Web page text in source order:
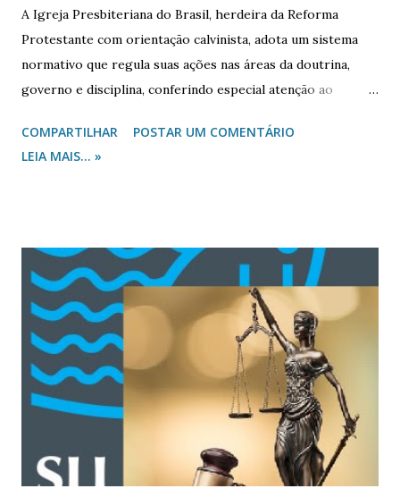
A Igreja Presbiteriana do Brasil, herdeira da Reforma
Protestante com orientação calvinista, adota um sistema
normativo que regula suas ações nas áreas da doutrina,
governo e disciplina, conferindo especial atenção ao
temas eclesiásticos. João Calvino enfatiza a importância do
ministério como instrumento divino na gestão da Igreja,
homens, do qual Deus se serve para o governo da Igreja, é
o nervo motriz por meio do qual os fiéis são ligados em um
só corpo” (Institutas, IV.III.2). Destaca ainda: “[...] Deus
frequentemente, com todos os louvores possíveis, nos
recomenda a dignidade do ministério, para que entre nós o
tivéssemos na mais elevada honra e estima, até mesmo
como a mais excelente de todas as coisas” (IV.III.3). Um
COMPARTILHAR
POSTAR UM COMENTÁRIO
LEIA MAIS... »